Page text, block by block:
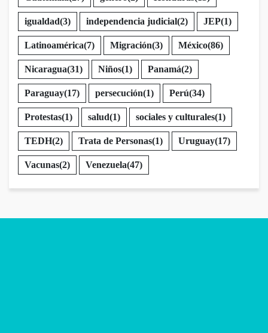
igualdad(3) independencia judicial(2) JEP(1)
Latinoamérica(7) Migración(3) México(86)
Nicaragua(31) Niños(1) Panamá(2)
Paraguay(17) persecución(1) Perú(34)
Protestas(1) salud(1) sociales y culturales(1)
TEDH(2) Trata de Personas(1) Uruguay(17)
Vacunas(2) Venezuela(47)